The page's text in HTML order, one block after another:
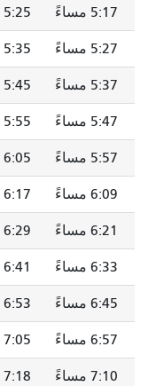
5:17 مساءً 5:25 مساءً
5:27 مساءً 5:35 مساءً
5:37 مساءً 5:45 مساءً
5:47 مساءً 5:55 مساءً
5:57 مساءً 6:05 مساءً
6:09 مساءً 6:17 مساءً
6:21 مساءً 6:29 مساءً
6:33 مساءً 6:41 مساءً
6:45 مساءً 6:53 مساءً
6:57 مساءً 7:05 مساءً
7:10 مساءً 7:18 مساءً